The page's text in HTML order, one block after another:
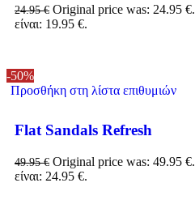
24.95€ Original price was: 24.95 €.
είναι: 19.95 €.
-50%
Προσθήκη στη λίστα επιθυμιών
Flat Sandals Refresh
49.95€ Original price was: 49.95 €.
είναι: 24.95 €.